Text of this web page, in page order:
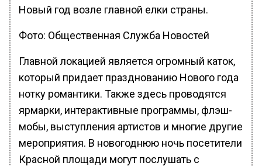
Новый год возле главной елки страны.
Фото: Общественная Служба Новостей
Главной локацией является огромный каток,
который придает празднованию Нового года
нотку романтики. Также здесь проводятся
ярмарки, интерактивные программы, флэш-
мобы, выступления артистов и многие другие
мероприятия. В новогоднюю ночь посетители
Красной площади могут послушать с